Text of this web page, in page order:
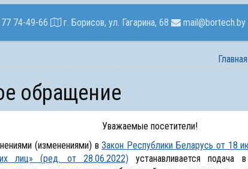
74-49-66 г. Борисов, ул. Гагарина, 68 mail@bortech.by
Главная
обращение
Уважаемые посетители!
(изменениями) вЗакон Республики Беларусь от 18
лиц» (ред. от 28.06.2022) устанавливается